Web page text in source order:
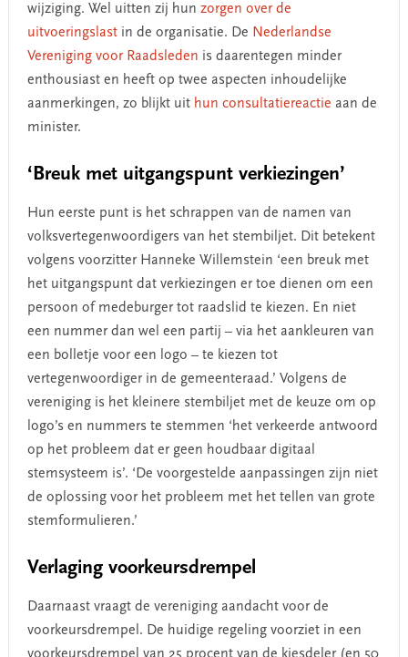
wijziging. Wel uitten zij hun zorgen over de
uitvoeringslastin de organisatie. De Nederlandse
Vereniging voor Raadsleden is daarentegen minder
enthousiast en heeft op twee aspecten inhoudelijke
aanmerkingen, zo blijkt uit hun consultatiereactie aan de
minister.
‘Breuk met uitgangspunt verkiezingen’
Hun eerste punt is het schrappen van de namen van
volksvertegenwoordigers van het stembiljet. Dit betekent
volgens voorzitter Hanneke Willemstein ‘een breuk met
het uitgangspunt dat verkiezingen er toe dienen om een
persoon of medeburger tot raadslid te kiezen. En niet
een nummer dan wel een partij – via het aankleuren van
een bolletje voor een logo – te kiezen tot
vertegenwoordiger in de gemeenteraad.’ Volgens de
vereniging is het kleinere stembiljet met de keuze om op
logo’s en nummers te stemmen ‘het verkeerde antwoord
op het probleem dat er geen houdbaar digitaal
stemsysteem is’. ‘De voorgestelde aanpassingen zijn niet
de oplossing voor het probleem met het tellen van grote
stemformulieren.’
Verlaging voorkeursdrempel
Daarnaast vraagt de vereniging aandacht voor de
voorkeursdrempel. De huidige regeling voorziet in een